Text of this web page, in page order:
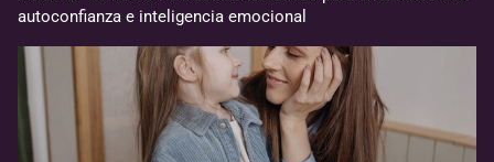
autoconfianza e inteligencia emocional